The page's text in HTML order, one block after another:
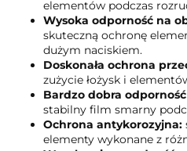
elementów podczas
Wysoka odporność na
skuteczną ochronę
dużym naciskiem.
Doskonała ochrona
zużycie łożysk i
Bardzo dobra
stabilny film smarny
Ochrona antykorozyjna:
elementy wykonane z